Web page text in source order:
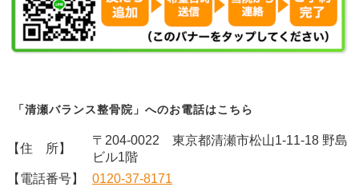
「清瀬バランス整骨院」へのお電話はこちら
【住 所】
〒204-0022 東京都清瀬市松山1-11-18 野島
ビル1階
【電話番号】
0120-37-8171